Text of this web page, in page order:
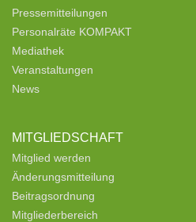
Pressemitteilungen
Personalräte KOMPAKT
Mediathek
Veranstaltungen
News
MITGLIEDSCHAFT
Mitglied werden
Änderungsmitteilung
Beitragsordnung
Mitgliederbereich